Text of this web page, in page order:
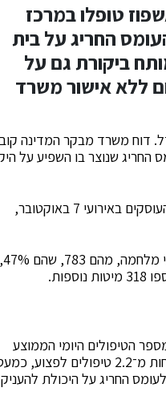
טופלו במרכז
החריג על בית
ביקורת גם על
ללא אישור משרד
דוח משרד מבקר המדינה
העומס החריג שנוצר בו השפיע על
הדוח מתפרסם כחלק מסדרת דוחות מיוחדים שמפרסם משרד מבקר המדינה, העוסקים באירועי 7 באוקטובר,
על פי הדוח, עד יולי 2025 טופלו במחלקות השיקום בבתי החולים כ־1,660 פצועי מלחמה, מהם 783, שהם 47%,
הטיפולים היומי הממוצע
שקיבל כל פצוע. באמצע ינואר 2024 עמד מספר הטיפולים היומי הממוצע על פחות מ־2.2 טיפולים
החריג על היכולת להעניק